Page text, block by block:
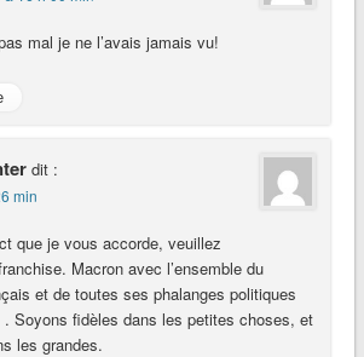
mal je ne l’avais jamais vu!
dit :
min
que je vous accorde, veuillez
Macron avec l’ensemble du
et de toutes ses phalanges politiques
Soyons fidèles dans les petites choses, et
les grandes.